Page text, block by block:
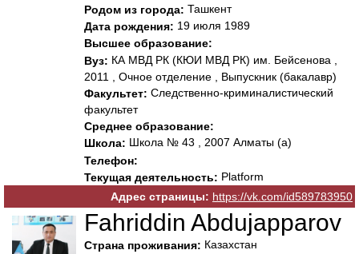
Родом из города: Ташкент
Дата рождения: 19 июля 1989
Высшее образование:
Вуз: КА МВД РК (КЮИ МВД РК) им. Бейсенова ,
2011 , Очное отделение , Выпускник (бакалавр)
Факультет: Следственно-криминалистический
факультет
Среднее образование:
Школа: Школа № 43 , 2007 Алматы (а)
Телефон:
Текущая деятельность: Platform
Адрес страницы: https://vk.com/id589783950
Fahriddin Abdujapparov
Страна проживания: Казахстан